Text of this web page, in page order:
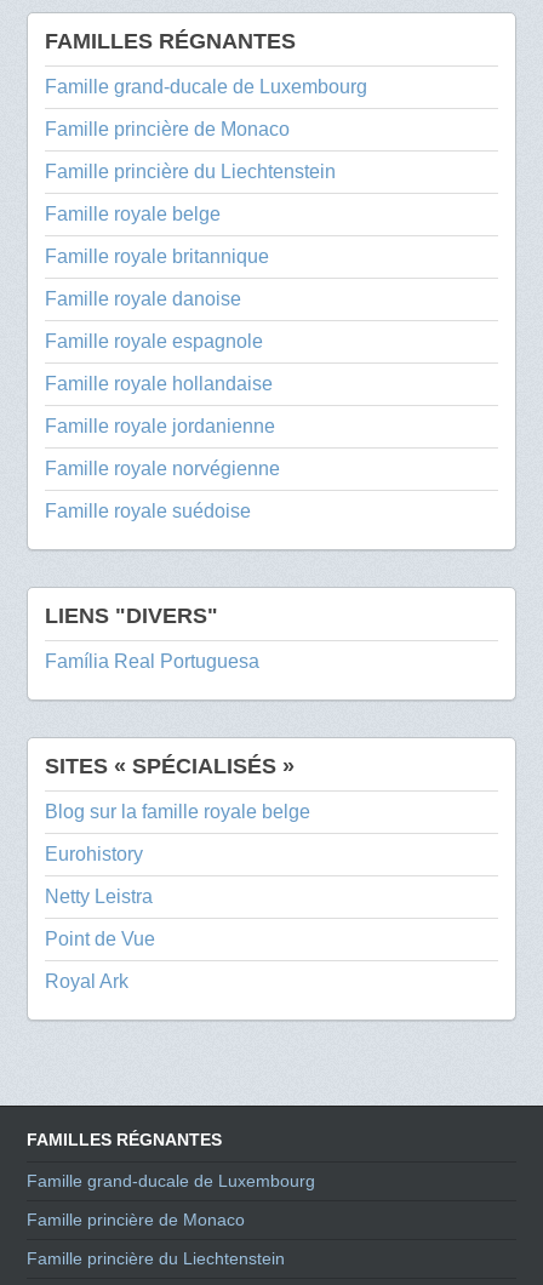
FAMILLES RÉGNANTES
Famille grand-ducale de Luxembourg
Famille princière de Monaco
Famille princière du Liechtenstein
Famille royale belge
Famille royale britannique
Famille royale danoise
Famille royale espagnole
Famille royale hollandaise
Famille royale jordanienne
Famille royale norvégienne
Famille royale suédoise
LIENS "DIVERS"
Família Real Portuguesa
SITES « SPÉCIALISÉS »
Blog sur la famille royale belge
Eurohistory
Netty Leistra
Point de Vue
Royal Ark
FAMILLES RÉGNANTES
Famille grand-ducale de Luxembourg
Famille princière de Monaco
Famille princière du Liechtenstein